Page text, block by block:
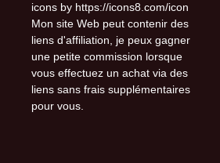
icons by https://icons8.com/icon
Mon site Web peut contenir des
liens d'affiliation, je peux gagner
une petite commission lorsque
vous effectuez un achat via des
liens sans frais supplémentaires
pour vous.